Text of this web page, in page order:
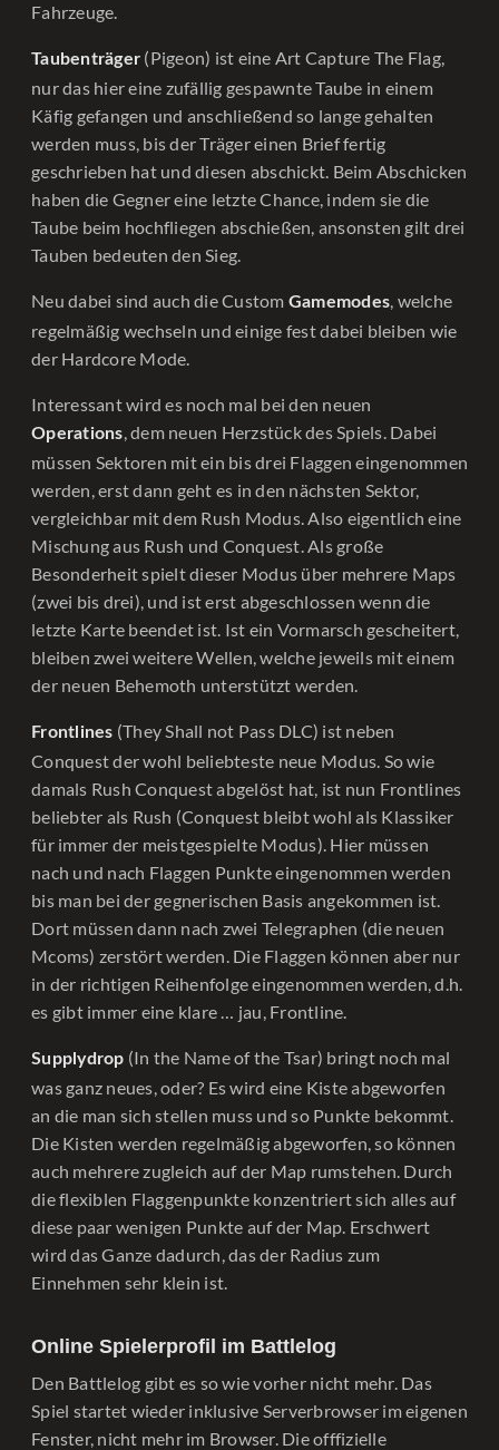
Fahrzeuge.
Taubenträger (Pigeon) ist eine Art Capture The Flag,
nur das hier eine zufällig gespawnte Taube in einem
Käfig gefangen und anschließend so lange gehalten
werden muss, bis der Träger einen Brief fertig
geschrieben hat und diesen abschickt. Beim Abschicken
haben die Gegner eine letzte Chance, indem sie die
Taube beim hochfliegen abschießen, ansonsten gilt drei
Tauben bedeuten den Sieg.
Neu dabei sind auch die Custom Gamemodes, welche
regelmäßig wechseln und einige fest dabei bleiben wie
der Hardcore Mode.
Interessant wird es noch mal bei den neuen
Operations, dem neuen Herzstück des Spiels. Dabei
müssen Sektoren mit ein bis drei Flaggen eingenommen
werden, erst dann geht es in den nächsten Sektor,
vergleichbar mit dem Rush Modus. Also eigentlich eine
Mischung aus Rush und Conquest. Als große
Besonderheit spielt dieser Modus über mehrere Maps
(zwei bis drei), und ist erst abgeschlossen wenn die
letzte Karte beendet ist. Ist ein Vormarsch gescheitert,
bleiben zwei weitere Wellen, welche jeweils mit einem
der neuen Behemoth unterstützt werden.
Frontlines (They Shall not Pass DLC) ist neben
Conquest der wohl beliebteste neue Modus. So wie
damals Rush Conquest abgelöst hat, ist nun Frontlines
beliebter als Rush (Conquest bleibt wohl als Klassiker
für immer der meistgespielte Modus). Hier müssen
nach und nach Flaggen Punkte eingenommen werden
bis man bei der gegnerischen Basis angekommen ist.
Dort müssen dann nach zwei Telegraphen (die neuen
Mcoms) zerstört werden. Die Flaggen können aber nur
in der richtigen Reihenfolge eingenommen werden, d.h.
es gibt immer eine klare … jau, Frontline.
Supplydrop (In the Name of the Tsar) bringt noch mal
was ganz neues, oder? Es wird eine Kiste abgeworfen
an die man sich stellen muss und so Punkte bekommt.
Die Kisten werden regelmäßig abgeworfen, so können
auch mehrere zugleich auf der Map rumstehen. Durch
die flexiblen Flaggenpunkte konzentriert sich alles auf
diese paar wenigen Punkte auf der Map. Erschwert
wird das Ganze dadurch, das der Radius zum
Einnehmen sehr klein ist.
Online Spielerprofil im Battlelog
Den Battlelog gibt es so wie vorher nicht mehr. Das
Spiel startet wieder inklusive Serverbrowser im eigenen
Fenster, nicht mehr im Browser. Die offfizielle